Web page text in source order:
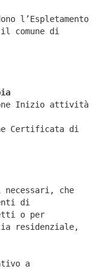
l’Espletamento
comune di
Inizio attività
Certificata di
che
di
o per
residenziale,
a